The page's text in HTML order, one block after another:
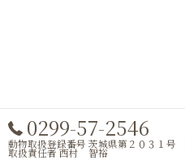
0299-57-2546
動物取扱登録番号 茨城県第２０３１
取扱責任者 西村 智裕